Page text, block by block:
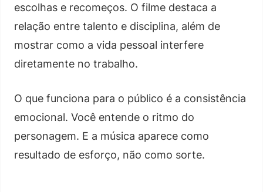
escolhas e recomeços. O filme destaca a
relação entre talento e disciplina, além de
mostrar como a vida pessoal interfere
diretamente no trabalho.
O que funciona para o público é a consistência
emocional. Você entende o ritmo do
personagem. E a música aparece como
resultado de esforço, não como sorte.